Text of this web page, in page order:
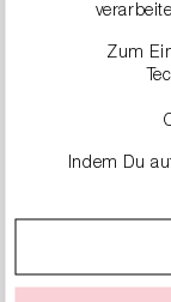
149,99
Zum
Indem Du
Durch einen
stimmst Du